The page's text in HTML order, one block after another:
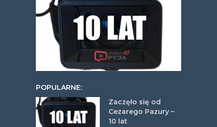
POPULARNE:
Zaczęło się od
Cezarego Pazury –
10 lat